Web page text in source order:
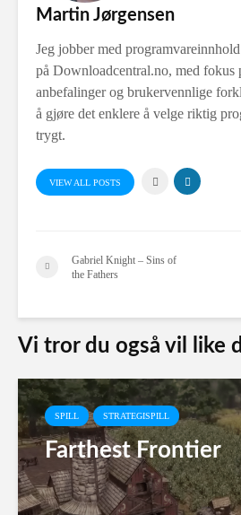
Martin Jørgensen
Jeg jobber med
på Downloadcentral.no, med fokus
anbefalinger og brukervennlige
å gjøre det enklere å velge riktig
trygt.
VIEW ALL POSTS
Gabriel Knight – Sins of
the Fathers
Vi tror du også vil like
SPILL STRATEGISPILL
Farthest Frontier